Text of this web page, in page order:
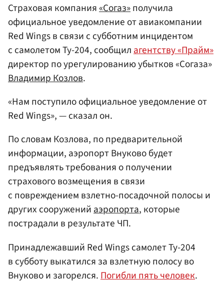
Страховая компания«Согаз»получила
официальное уведомление от авиакомпании
Red Wings в связи с субботним инцидентом
с самолетом Ту-204, сообщилагентству «Прайм»
директор по урегулированию убытков «Согаза»
Владимир Козлов.
«Нам поступило официальное уведомление от
Red Wings», — сказал он.
По словам Козлова, по предварительной
информации, аэропорт Внуково будет
предъявлять требования о получении
страхового возмещения в связи
с повреждением взлетно-посадочной полосы и
других сооруженийаэропорта, которые
пострадали в результате ЧП.
Принадлежавший Red Wings самолет Ту-204
в субботу выкатился за взлетную полосу во
Внуково и загорелся. Погибли пять человек.